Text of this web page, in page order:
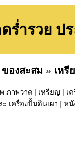
ร่ำรวย ป
องสะสม » เหรี
ภาพวาด | เหรียญ | เ
ะ เครื่องปั้นดินเผา | หนั